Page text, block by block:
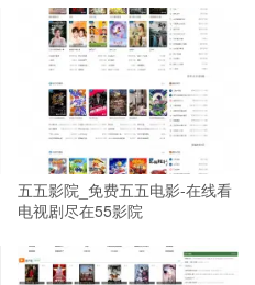
五五影院_免费五五电影-在线看
电视剧尽在55影院